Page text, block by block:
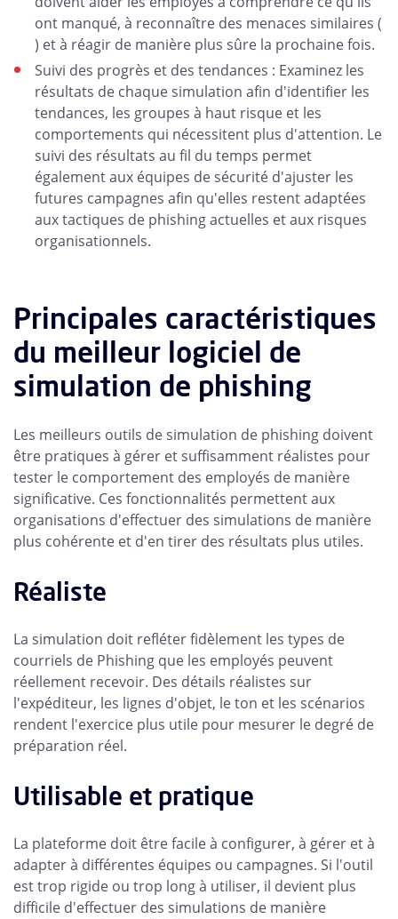
ont manqué, à reconnaître des menaces similaires (
) et à réagir de manière plus sûre la prochaine fois.
Suivi des progrès et des tendances : Examinez les
résultats de chaque simulation afin d'identifier les
tendances, les groupes à haut risque et les
comportements qui nécessitent plus d'attention. Le
suivi des résultats au fil du temps permet
également aux équipes de sécurité d'ajuster les
futures campagnes afin qu'elles restent adaptées
aux tactiques de phishing actuelles et aux risques
organisationnels.
Principales caractéristiques
du meilleur logiciel de
simulation de phishing
Les meilleurs outils de simulation de phishing doivent
être pratiques à gérer et suffisamment réalistes pour
tester le comportement des employés de manière
significative. Ces fonctionnalités permettent aux
organisations d'effectuer des simulations de manière
plus cohérente et d'en tirer des résultats plus utiles.
Réaliste
La simulation doit refléter fidèlement les types de
courriels de Phishing que les employés peuvent
réellement recevoir. Des détails réalistes sur
l'expéditeur, les lignes d'objet, le ton et les scénarios
rendent l'exercice plus utile pour mesurer le degré de
préparation réel.
Utilisable et pratique
La plateforme doit être facile à configurer, à gérer et à
adapter à différentes équipes ou campagnes. Si l'outil
est trop rigide ou trop long à utiliser, il devient plus
difficile d'effectuer des simulations de manière